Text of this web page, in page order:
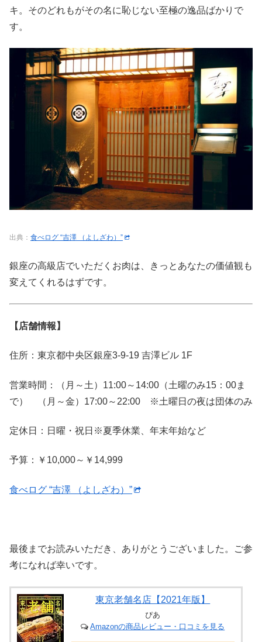
キ。そのどれもがその名に恥じない至極の逸品ばかりで
す。
出典： 食べログ “吉澤 （よしざわ）”
銀座の高級店でいただくお肉は、きっとあなたの価値観も
変えてくれるはずです。
【店舗情報】
住所：東京都中央区銀座3-9-19 吉澤ビル 1F
営業時間：（月～土）11:00～14:00（土曜のみ15：00ま
で） （月～金）17:00～22:00 ※土曜日の夜は団体のみ
定休日：日曜・祝日※夏季休業、年末年始など
予算：￥10,000～￥14,999
食べログ “吉澤 （よしざわ）”
最後までお読みいただき、ありがとうございました。ご参
考になれば幸いです。
東京老舗名店【2021年版】
ぴあ
Amazonの商品レビュー・口コミを見る